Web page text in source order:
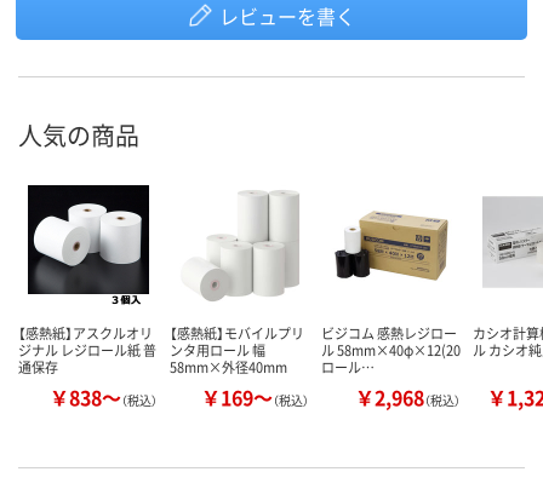
レビューを書く
人気の商品
【感熱紙】アスクルオリ
ジナル レジロール紙 普
通保存
￥838～（税込）
【感熱紙】モバイルプリ
ンタ用ロール 幅
58mm×外径40mm
￥169～（税込）
ビジコム 感熱レジロー
ル 58mm×40φ×12(20
ロール…
￥2,968（税込）
カシオ計
ル カシオ
￥